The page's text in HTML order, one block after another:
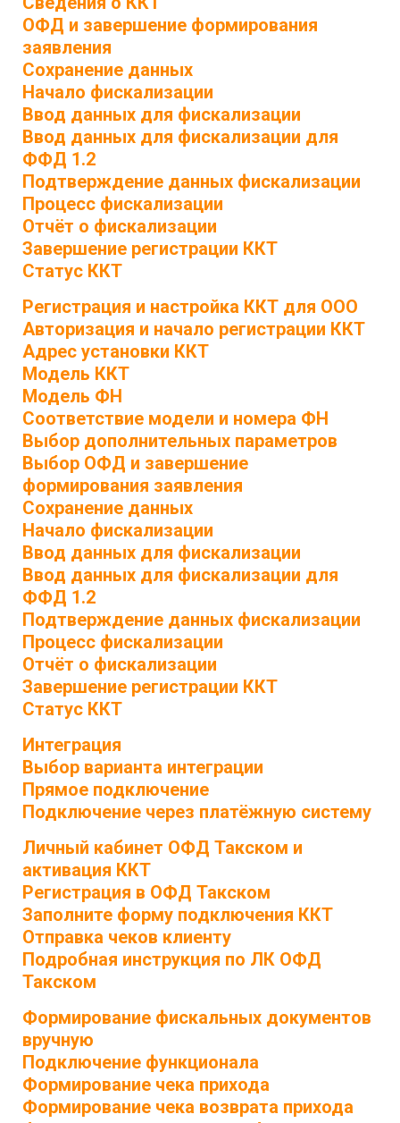
ОФД и завершение формирования
заявления
Сохранение данных
Начало фискализации
Ввод данных для фискализации
Ввод данных для фискализации для
ФФД 1.2
Подтверждение данных фискализации
Процесс фискализации
Отчёт о фискализации
Завершение регистрации ККТ
Статус ККТ
Регистрация и настройка ККТ для ООО
Авторизация и начало регистрации ККТ
Адрес установки ККТ
Модель ККТ
Модель ФН
Соответствие модели и номера ФН
Выбор дополнительных параметров
Выбор ОФД и завершение
формирования заявления
Сохранение данных
Начало фискализации
Ввод данных для фискализации
Ввод данных для фискализации для
ФФД 1.2
Подтверждение данных фискализации
Процесс фискализации
Отчёт о фискализации
Завершение регистрации ККТ
Статус ККТ
Интеграция
Выбор варианта интеграции
Прямое подключение
Подключение через платёжную систему
Личный кабинет ОФД Такском и
активация ККТ
Регистрация в ОФД Такском
Заполните форму подключения ККТ
Отправка чеков клиенту
Подробная инструкция по ЛК ОФД
Такском
Формирование фискальных документов
вручную
Подключение функционала
Формирование чека прихода
Формирование чека возврата прихода